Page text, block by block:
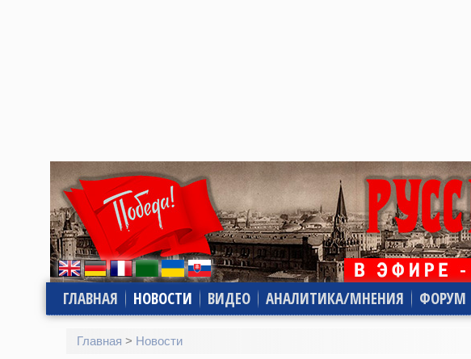
ГЛАВНАЯ НОВОСТИ ВИДЕО АНАЛИТИКА/МНЕНИЯ ФОРУМ
Главная > Новости